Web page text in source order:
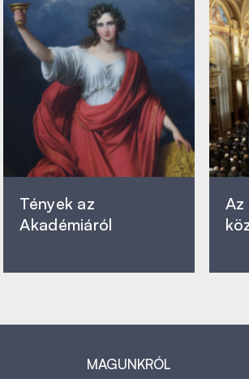
Tények az
Akadémiáról
Az
MAGUNKRÓL